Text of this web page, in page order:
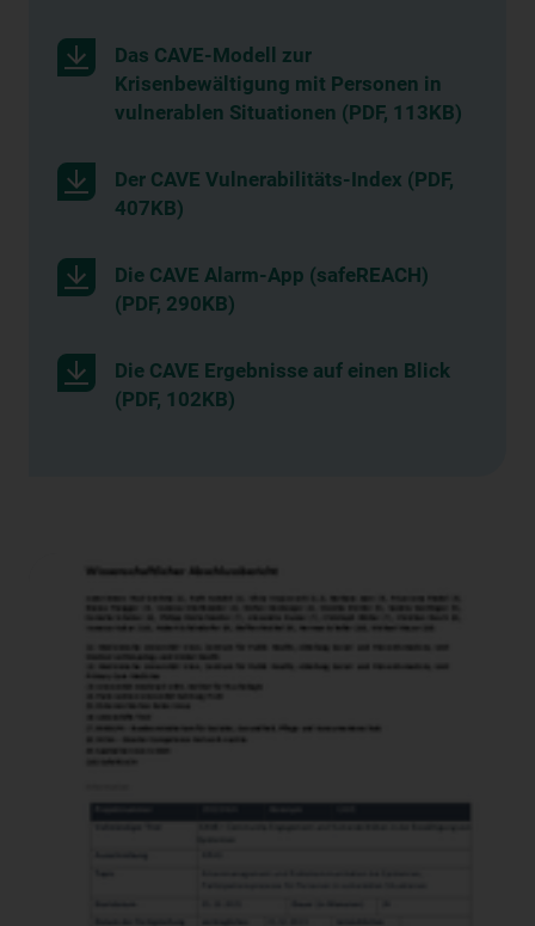
Das CAVE-Modell zur
Krisenbewältigung mit Personen in
vulnerablen Situationen (PDF, 113KB)
Der CAVE Vulnerabilitäts-Index (PDF,
407KB)
Die CAVE Alarm-App (safeREACH)
(PDF, 290KB)
Die CAVE Ergebnisse auf einen Blick
(PDF, 102KB)